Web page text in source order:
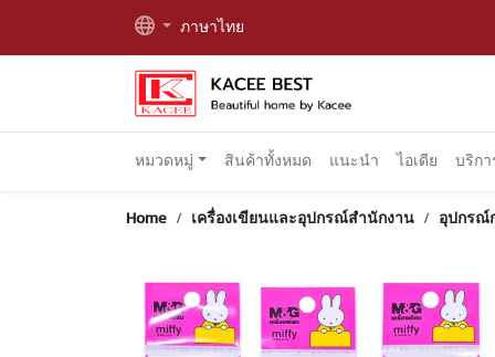
ภาษาไทย
หมวดหมู่ สินค้าทั้งหมด แนะนำ ไอเดีย บริก
Home เครื่องเขียนและอุปกรณ์สำนักงาน อุปกรณ์